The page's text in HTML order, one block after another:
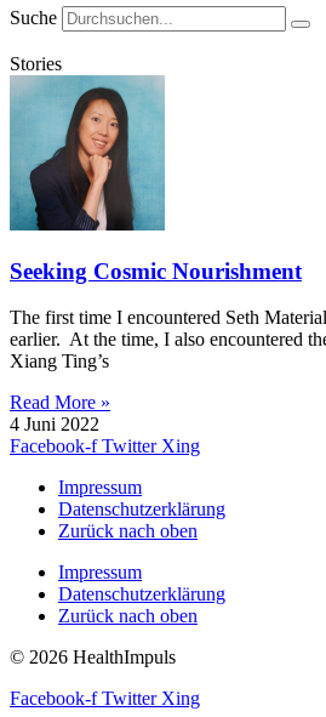
Suche
Stories
Seeking Cosmic Nourishment
The first time I encountered Seth
earlier. At the time, I also encountered
Xiang Ting’s
Read More »
4 Juni 2022
Facebook-f Twitter Xing
Impressum
Datenschutzerklärung
Zurück nach oben
Impressum
Datenschutzerklärung
Zurück nach oben
© 2026 HealthImpuls
Facebook-f Twitter Xing